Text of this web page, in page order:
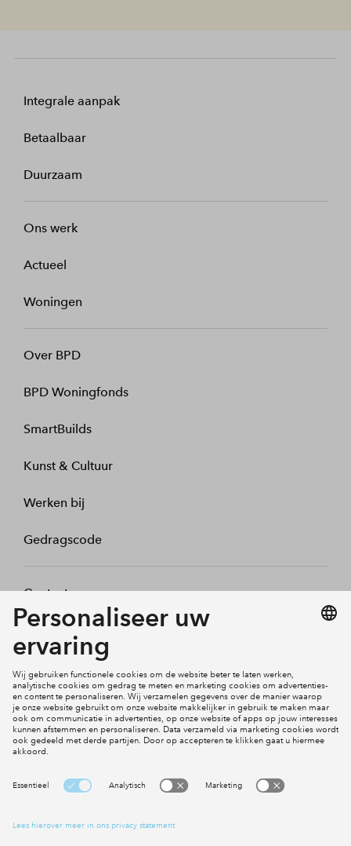
Integrale aanpak
Betaalbaar
Duurzaam
Ons werk
Actueel
Woningen
Over BPD
BPD Woningfonds
SmartBuilds
Kunst & Cultuur
Werken bij
Gedragscode
Contact
Mijn profiel
Social Media
Cookies